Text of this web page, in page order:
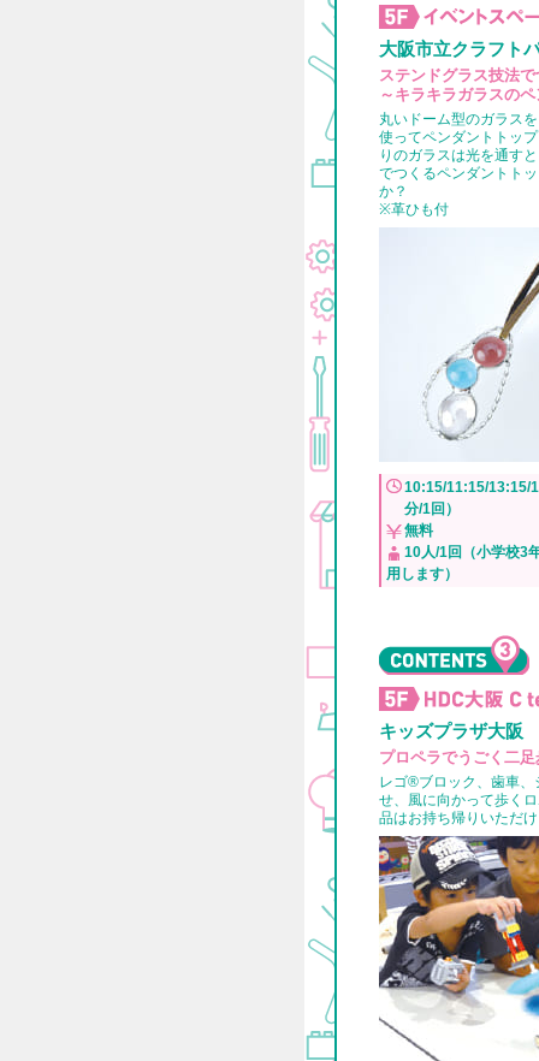
大阪市立クラフト
ステンドグラス技法
～キラキラガラスの
丸いドーム型のガラス
使ってペンダントトッ
りのガラスは光を通す
でつくるペンダントト
か？
※革ひも付
10:15/11:15/13:15/
分/1回）
無料
10人/1回（小学校3
用します）
キッズプラザ大阪
プロペラでうごく二
レゴ®ブロック、歯車
せ、風に向かって歩く
品はお持ち帰りいただ